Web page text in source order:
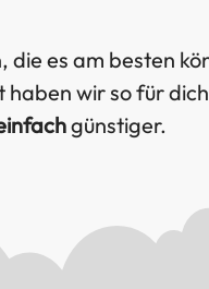
es am besten
wir so für
günstiger.